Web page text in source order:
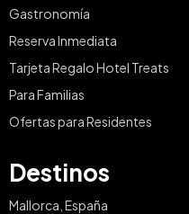
Gastronomía
Reserva Inmediata
Tarjeta Regalo Hotel Treats
Para Familias
Ofertas para Residentes
Destinos
Mallorca, España